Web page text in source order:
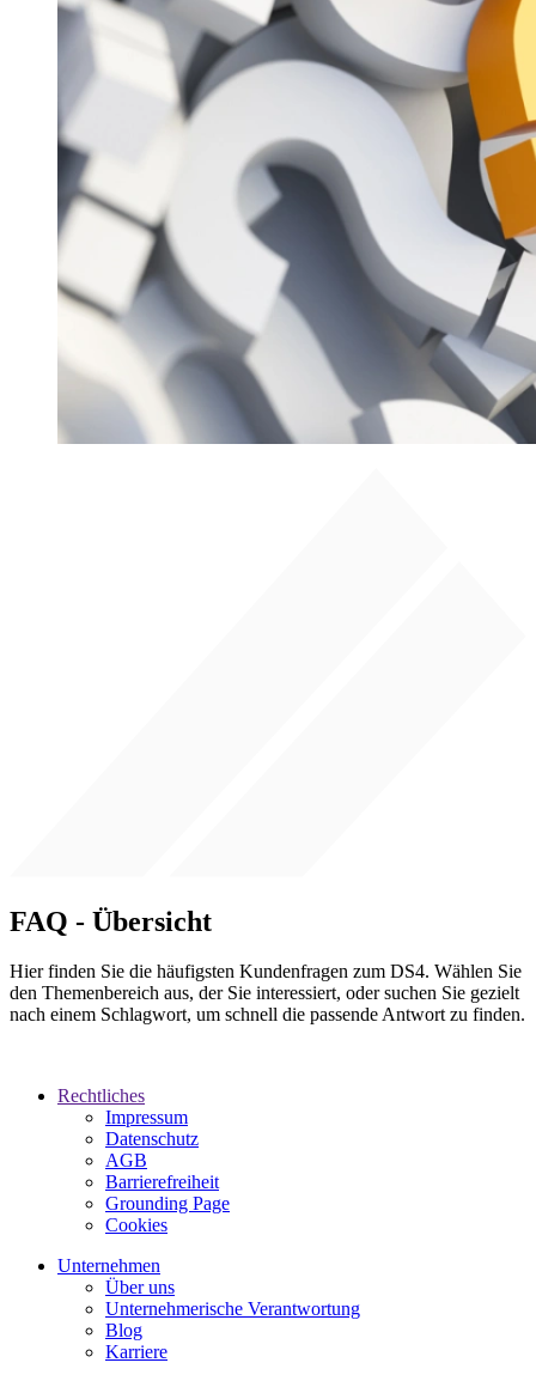
FAQ - Übersicht
Hier finden Sie die häufigsten Kundenfragen zum DS4. Wählen Sie
den Themenbereich aus, der Sie interessiert, oder suchen Sie gezielt
nach einem Schlagwort, um schnell die passende Antwort zu finden.
Rechtliches
Impressum
Datenschutz
AGB
Barrierefreiheit
Grounding Page
Cookies
Unternehmen
Über uns
Unternehmerische Verantwortung
Blog
Karriere